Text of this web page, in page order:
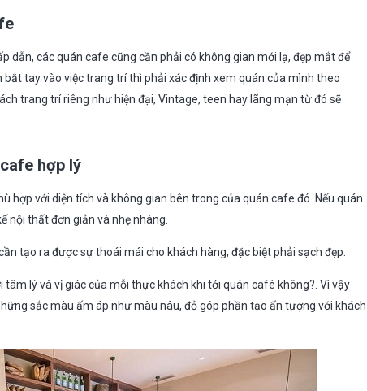
dẫn, các quán cafe cũng cần phải có không gian mới lạ, đẹp mắt để
tay vào việc trang trí thì phải xác định xem quán của mình theo
trang trí riêng như hiện đại, Vintage, teen hay lãng mạn từ đó sẽ
hợp lý
hợp với diện tích và không gian bên trong của quán cafe đó. Nếu quán
nội thất đơn giản và nhẹ nhàng.
tạo ra được sự thoái mái cho khách hàng, đặc biệt phải sạch đẹp.
lý và vị giác của mỗi thực khách khi tới quán café không?. Vì vậy
sắc màu ấm áp như màu nâu, đỏ góp phần tạo ấn tượng với khách